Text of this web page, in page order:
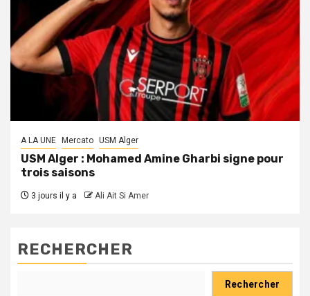
A LA UNE Mercato USM Alger
USM Alger : Mohamed Amine Gharbi signe pour
trois saisons
3 jours il y a Ali Ait Si Amer
RECHERCHER
Rechercher